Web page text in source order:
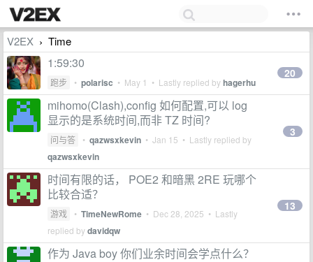
V2EX › Time
1:59:30
跑步 • polarisc • May 1 • Lastly replied byhagerhu
20
mihomo(Clash),config 如何配置,可以 log
显示的是系统时间,而非 TZ 时间?
问与答 • qazwsxkevin • Jan 15 • Lastly replied by
qazwsxkevin
3
时间有限的话， POE2 和暗黑 2RE 玩哪个
比较合适？
游戏 • TimeNewRome • Dec 28, 2025 • Lastly
replied bydavidqw
13
作为 Java boy 你们业余时间会学点什么？